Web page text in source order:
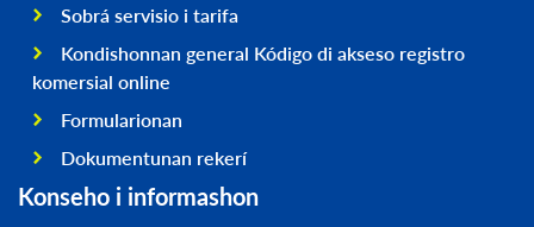
Sobrá servisio i tarifa
Kondishonnan general Kódigo di akseso registro
komersial online
Formularionan
Dokumentunan rekerí
Konseho i informashon